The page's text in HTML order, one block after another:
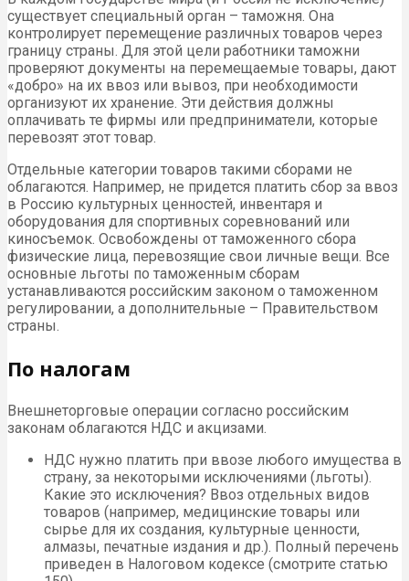
существует специальный орган – таможня. Она
контролирует перемещение различных товаров через
границу страны. Для этой цели работники таможни
проверяют документы на перемещаемые товары, дают
«добро» на их ввоз или вывоз, при необходимости
организуют их хранение. Эти действия должны
оплачивать те фирмы или предприниматели, которые
перевозят этот товар.
Отдельные категории товаров такими сборами не
облагаются. Например, не придется платить сбор за ввоз
в Россию культурных ценностей, инвентаря и
оборудования для спортивных соревнований или
киносъемок. Освобождены от таможенного сбора
физические лица, перевозящие свои личные вещи. Все
основные льготы по таможенным сборам
устанавливаются российским законом о таможенном
регулировании, а дополнительные – Правительством
страны.
По налогам
Внешнеторговые операции согласно российским
законам облагаются НДС и акцизами.
НДС нужно платить при ввозе любого имущества в
страну, за некоторыми исключениями (льготы).
Какие это исключения? Ввоз отдельных видов
товаров (например, медицинские товары или
сырье для их создания, культурные ценности,
алмазы, печатные издания и др.). Полный перечень
приведен в Налоговом кодексе (смотрите статью